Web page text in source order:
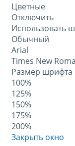
Цветные
Отключить
Использовать
Обычный
Arial
Times New
Размер шрифта
100%
125%
150%
175%
200%
Закрыть окно